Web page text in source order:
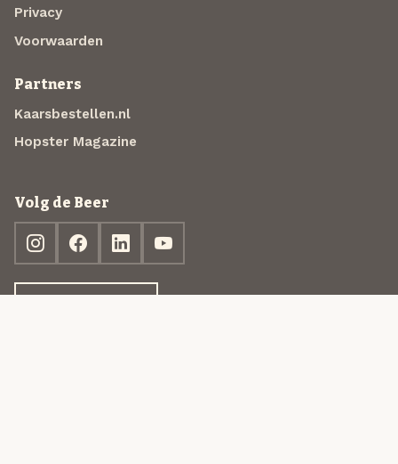
Privacy
Voorwaarden
Partners
Kaarsbestellen.nl
Hopster Magazine
Volg de Beer